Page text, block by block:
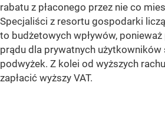
rabatu z płaconego przez nie co
Specjaliści z resortu gospodarki
to budżetowych wpływów,
prądu dla prywatnych użytkowników
podwyżek. Z kolei od wyższych
zapłacić wyższy VAT.